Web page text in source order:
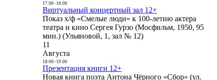
17:00- 18:00
Виртуальный концертный зал 12+
Показ х/ф «Смелые люди» к 100-летию актера
театра и кино Сергея Гурзо (Мосфильм, 1950, 95
мин.) (Ульяновой, 1, зал № 12)
11
Августа
18:00- 19:00
Презентация книги 12+
Новая книга поэта Антона Чёрного «Сбор» (ул.